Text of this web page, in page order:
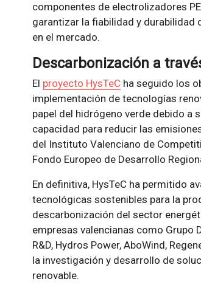
componentes de electrolizadores
garantizar la fiabilidad y durabilidad
en el mercado.
Descarbonización a
El proyecto HysTeC ha seguido los
implementación de tecnologías
papel del hidrógeno verde debido a
capacidad para reducir las
del Instituto Valenciano de
Fondo Europeo de Desarrollo
En definitiva, HysTeC ha permitido
tecnológicas sostenibles para la
descarbonización del sector
empresas valencianas como Grupo
R&D, Hydros Power, AboWind,
la investigación y desarrollo de
renovable.